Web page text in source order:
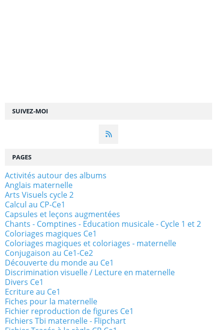
SUIVEZ-MOI
PAGES
Activités autour des albums
Anglais maternelle
Arts Visuels cycle 2
Calcul au CP-Ce1
Capsules et leçons augmentées
Chants - Comptines - Education musicale - Cycle 1 et 2
Coloriages magiques Ce1
Coloriages magiques et coloriages - maternelle
Conjugaison au Ce1-Ce2
Découverte du monde au Ce1
Discrimination visuelle / Lecture en maternelle
Divers Ce1
Ecriture au Ce1
Fiches pour la maternelle
Fichier reproduction de figures Ce1
Fichiers Tbi maternelle - Flipchart